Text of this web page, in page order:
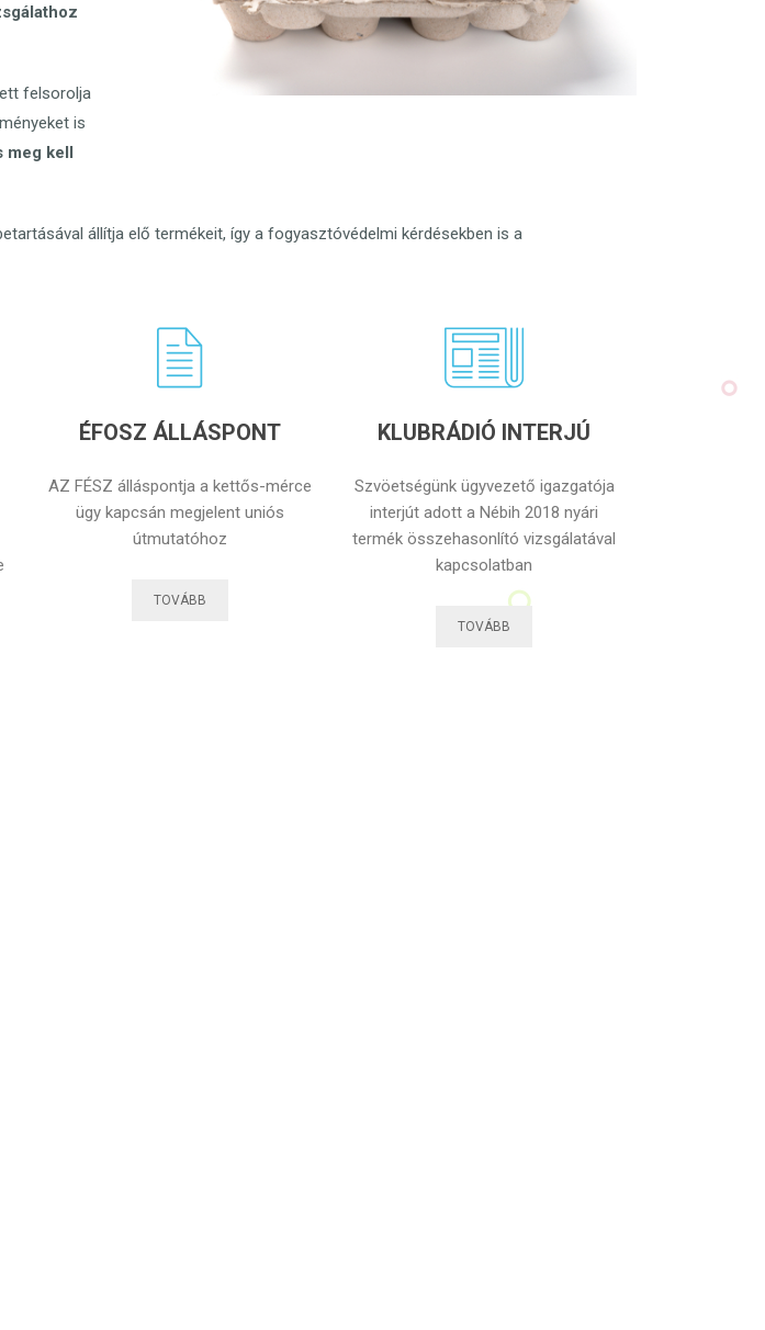
felsorolja
is
meg kell
állítja elő termékeit, így a fogyasztóvédelmi kérdésekben is a
ÉFOSZ ÁLLÁSPONT
AZ FÉSZ álláspontja a kettős-mérce
ügy kapcsán megjelent uniós
útmutatóhoz
TOVÁBB
KLUBRÁDIÓ INTERJÚ
Szvöetségünk ügyvezető igazgatója
interjút adott a Nébih 2018 nyári
termék összehasonlító vizsgálatával
kapcsolatban
TOVÁBB